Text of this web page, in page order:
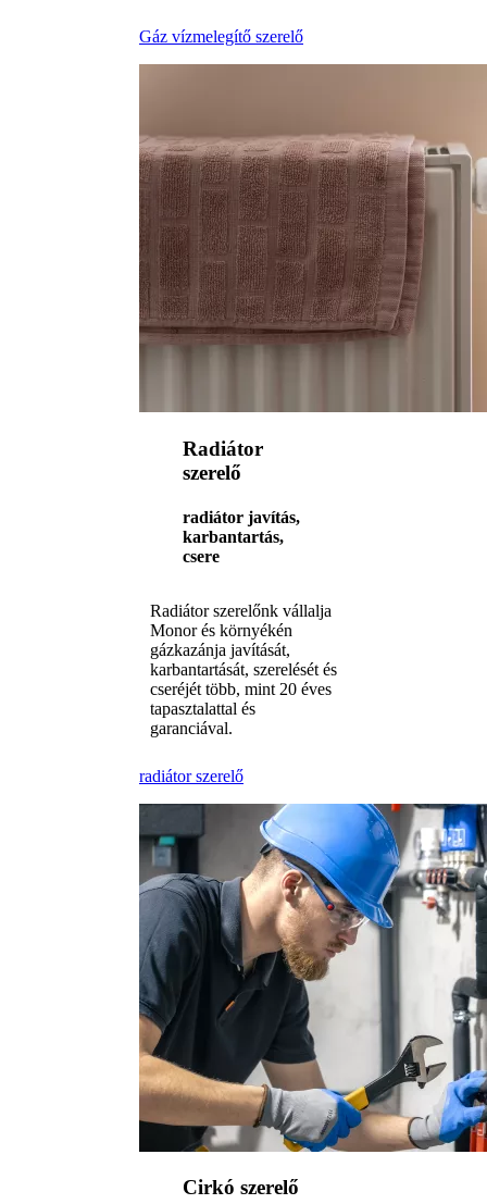
Gáz vízmelegítő szerelő
Radiátor
szerelő
radiátor javítás,
karbantartás,
csere
Radiátor szerelőnk vállalja
Monor és környékén
gázkazánja javítását,
karbantartását, szerelését és
cseréjét több, mint 20 éves
tapasztalattal és
garanciával.
radiátor szerelő
Cirkó szerelő